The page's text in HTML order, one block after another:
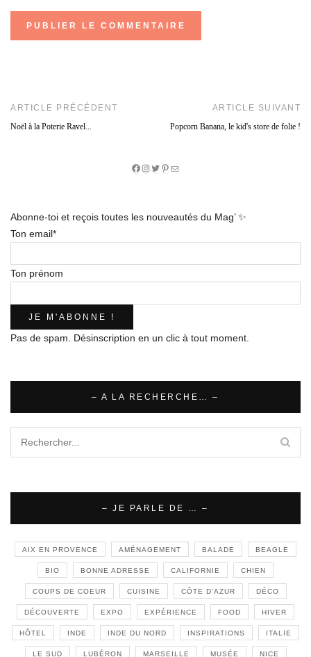
ARTICLE PRÉCÉDENT
Noël à la Poterie Ravel...
ARTICLE SUIVANT
Popcorn Banana, le kid's store de folie !
Facebook
Instagram
Twitter
Pinterest
E-
Abonne-toi et reçois toutes les nouveautés du Mag’ ✨
Ton email*
Ton prénom
Pas de spam. Désinscription en un clic à tout moment.
– A LA RECHERCHE… –
– JE PARLE DE … –
AIX EN PROVENCE AMÉNAGEMENT BALADE BEAGLE
BIO BONNE ADRESSE CALIFORNIE CHIEN
COUPS DE COEUR CUISINE CÔTE D'AZUR DÉCO
DÉCOUVERTE EXPO EXPÉRIENCE FOOD HIVER
HÔTEL INDE INDE DU NORD INSPIRATIONS ITALIE
LE SUD LUBÉRON MARSEILLE MUSÉE NICE